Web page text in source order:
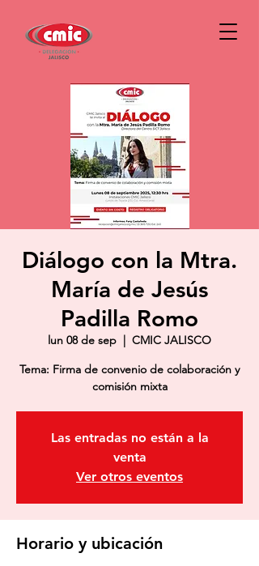
Diálogo con la Mtra.
María de Jesús
Padilla Romo
lun 08 de sep
  |
CMIC JALISCO
Tema: Firma de convenio de colaboración y
comisión mixta
Las entradas no están a la
venta
Ver otros eventos
Horario y ubicación